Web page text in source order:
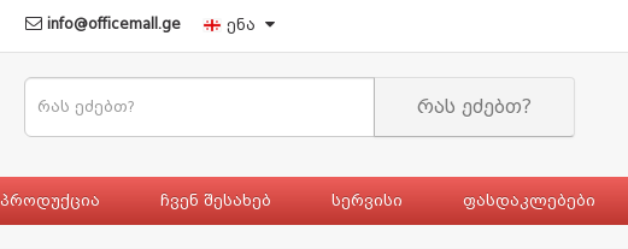
info@officemall.ge ენა
რას ეძებთ?
პროდუქცია ჩვენ შესახებ სერვისი ფასდაკლებები